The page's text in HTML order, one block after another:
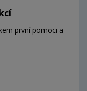
první pomoci a